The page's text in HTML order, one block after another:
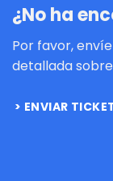
¿No ha
Por favor,
detallada
ENVIAR